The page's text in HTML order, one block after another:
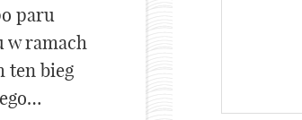
paru
w ramach
ten bieg